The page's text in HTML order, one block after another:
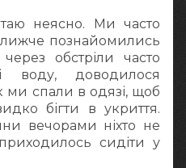
неясно. Ми часто
познайомились
обстріли часто
воду, доводилося
ми спали в одязі, щоб
бігти в укриття.
вечорами ніхто не
сидіти у